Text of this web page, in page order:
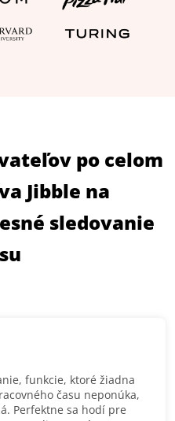
po celom
Jibble na
sledovanie
funkcie, ktoré žiadna
času neponúka,
Perfektne sa hodí pre